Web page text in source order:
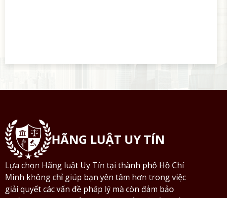
HÃNG LUẬT UY TÍN
Lựa chọn Hãng luật Uy Tín tại thành phố Hồ Chí
Minh không chỉ giúp bạn yên tâm hơn trong việc
giải quyết các vấn đề pháp lý mà còn đảm bảo